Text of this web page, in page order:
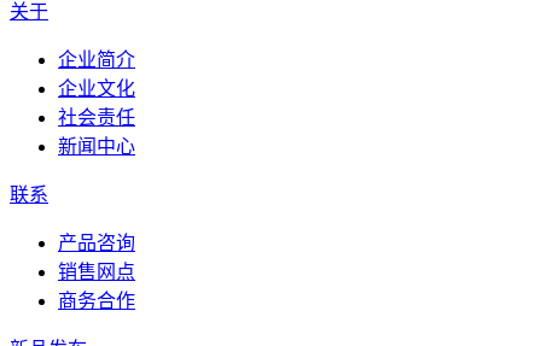
关于
企业简介
企业文化
社会责任
新闻中心
联系
产品咨询
销售网点
商务合作